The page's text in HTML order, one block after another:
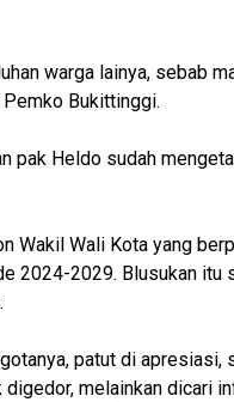
warga lainya, sebab
Bukittinggi.
pak Heldo sudah
Wakil Wali Kota yang
2024-2029. Blusukan
patut di apresiasi,
melainkan dicari